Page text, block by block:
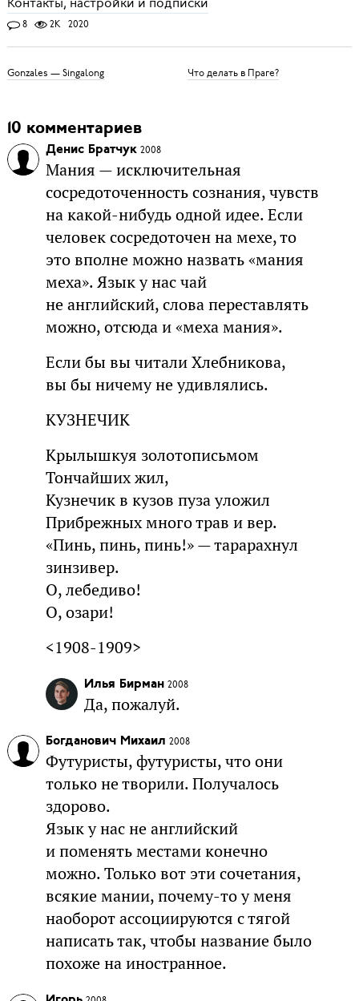
Контакты, настройки и подписки
8 2K 2020
Gonzales — Singalong Что делать в Праге?
10 комментариев
Денис Братчук 2008
Мания — исключительная
сосредоточенность сознания, чувств
на какой-нибудь одной идее. Если
человек сосредоточен на мехе, то
это вполне можно назвать «мания
меха». Язык у нас чай
не английский, слова переставлять
можно, отсюда и «меха мания».
Если бы вы читали Хлебникова,
вы бы ничему не удивлялись.
КУЗНЕЧИК
Крылышкуя золотописьмом
Тончайших жил,
Кузнечик в кузов пуза уложил
Прибрежных много трав и вер.
«Пинь, пинь, пинь!» — тарарахнул
зинзивер.
О, лебедиво!
О, озари!
<1908-1909>
Илья Бирман 2008
Да, пожалуй.
Богданович Михаил 2008
Футуристы, футуристы, что они
только не творили. Получалось
здорово.
Язык у нас не английский
и поменять местами конечно
можно. Только вот эти сочетания,
всякие мании, почему-то у меня
наоборот ассоциируются с тягой
написать так, чтобы название было
похоже на иностранное.